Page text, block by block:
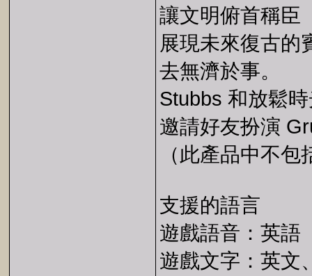
讓文明俯首稱臣
展現未來復古的
去無濟於事。
Stubbs 和放鬆
邀請好友扮演
（此產品中不包
支援的語言
遊戲語音：英語
遊戲文字：英文